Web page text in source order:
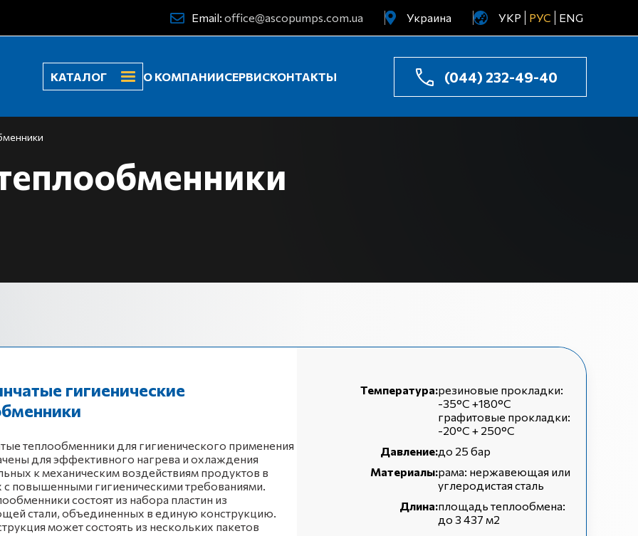
Email: office@ascopumps.com.ua
Украина
Узбекистан
Казахстан
УКР РУС ENG
КАТАЛОГ О КОМПАНИИСЕРВИСКОНТАКТЫ (044) 232-49-40
гигиенические
теплообменники для гигиенического применения
для эффективного нагрева и охлаждения
к механическим воздействиям продуктов в
с повышенными гигиеническими требованиями.
состоят из набора пластин из
стали, объединенных в единую конструкцию.
может состоять из нескольких пакетов
Температура:резиновые прокладки:
-35°С +180°С
графитовые прокладки:
-20°C + 250°C
Давление:до 25 бар
Материалы:рама: нержавеющая или
углеродистая сталь
Длина:площадь теплообмена:
до 3 437 м2